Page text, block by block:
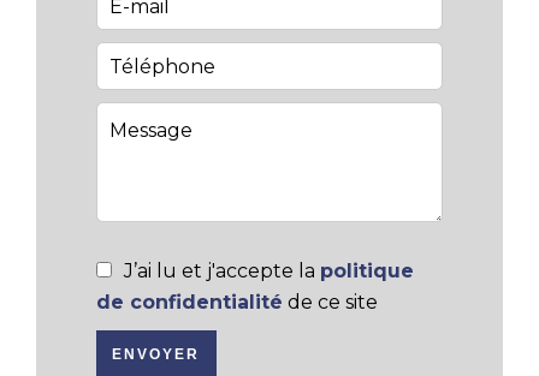
J’ai lu et j'accepte la politique
de confidentialité de ce site
ENVOYER